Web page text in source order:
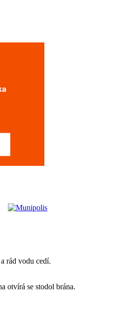
rád vodu cedí.
otvírá se stodol brána.